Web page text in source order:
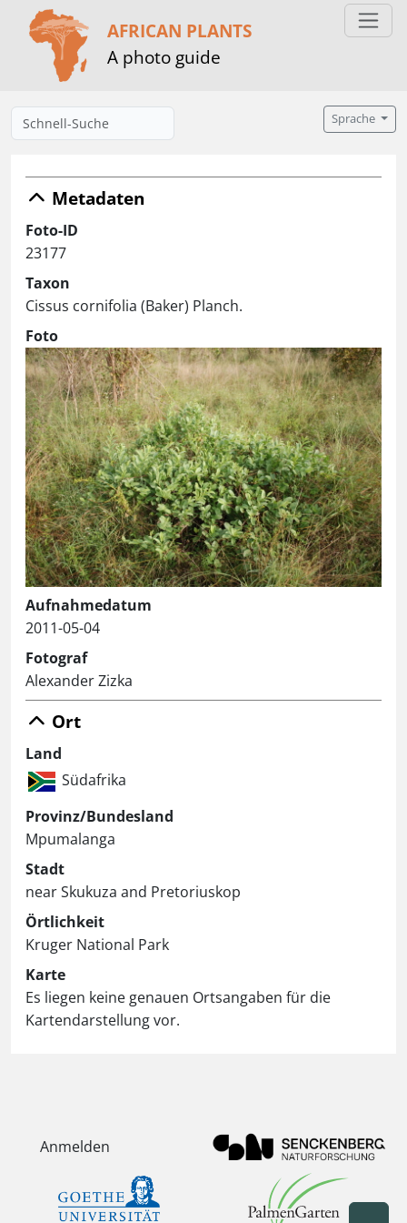
AFRICAN PLANTS
A photo guide
Sprache
Metadaten
Foto-ID
23177
Taxon
Cissus cornifolia (Baker) Planch.
Foto
Aufnahmedatum
2011-05-04
Fotograf
Alexander Zizka
Ort
Land
Südafrika
Provinz/Bundesland
Mpumalanga
Stadt
near Skukuza and Pretoriuskop
Örtlichkeit
Kruger National Park
Karte
Es liegen keine genauen Ortsangaben für die
Kartendarstellung vor.
Anmelden